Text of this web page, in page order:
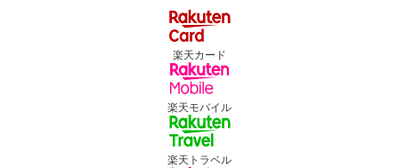
楽天カード
楽天モバイル
楽天トラベル